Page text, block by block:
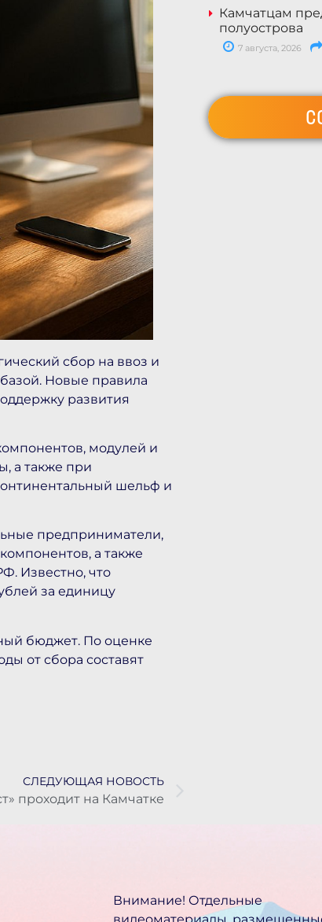
сбор на ввоз и
Новые правила
развития
модулей и
а также при
шельф и
предприниматели,
а также
Известно, что
за единицу
бюджет. По оценке
от сбора составят
СЛЕДУЮЩАЯ НОВОСТЬ
проходит на Камчатке
Камчатцам
полуострова
7 августа, 2026
Внимание! Отдельные